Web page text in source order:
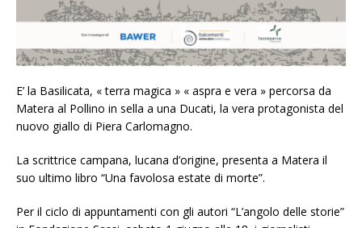
E’ la Basilicata, « terra magica » « aspra e vera » percorsa da
Matera al Pollino in sella a una Ducati, la vera protagonista del
nuovo giallo di Piera Carlomagno.
La scrittrice campana, lucana d’origine, presenta a Matera il
suo ultimo libro “Una favolosa estate di morte”.
Per il ciclo di appuntamenti con gli autori “L’angolo delle storie”